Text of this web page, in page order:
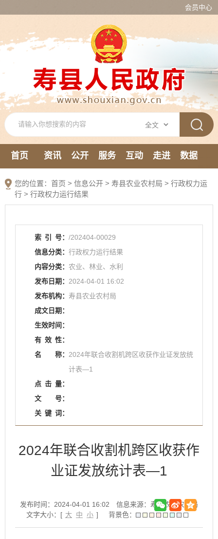
会员中心
首页 资讯 公开 服务 互动 走进
数据
您的位置： 首页 > 信息公开 > 寿县农业农村局 > 行政权力运
行 > 行政权力运行结果
索 引 号： /202404-00029
信息分类： 行政权力运行结果
内容分类： 农业、林业、水利
发布日期： 2024-04-01 16:02
发布机构： 寿县农业农村局
成文日期：
生效时间：
有 效 性：
名
称： 2024年联合收割机跨区收获作业证发放统
计表—1
点 击 量：
文
号：
关 键 词：
2024年联合收割机跨区收获作
业证发放统计表—1
发布时间：2024-04-01 16:02
信息来源：寿县农业农村局
文字大小：[ 大 中 小 ] 背景色：